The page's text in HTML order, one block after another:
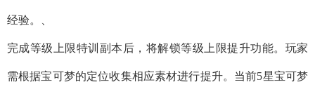
经验。、
完成等级上限特训副本后，将解锁等级上限提升功能。玩家
需根据宝可梦的定位收集相应素材进行提升。当前5星宝可梦